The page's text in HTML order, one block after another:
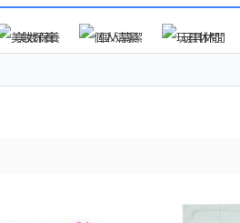
美妝保養 個人清潔 玩具休閒